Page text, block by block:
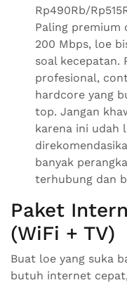
Rp490Rb/
Paling premium
200 Mbps, loe
soal kecepatan.
profesional,
hardcore yang
top. Jangan
karena ini udah
banyak
terhubung dan
Paket
(WiFi + TV)
Buat loe yang suka
butuh internet